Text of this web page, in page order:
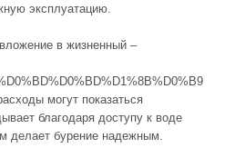
эксплуатацию.
в жизненный –
могут показаться
благодаря доступу к воде
делает бурение надежным.